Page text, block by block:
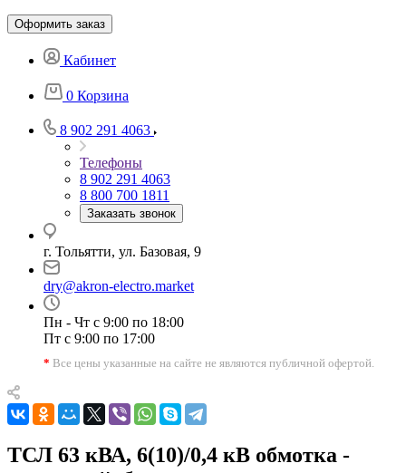
Оформить заказ
Кабинет
0 Корзина
8 902 291 4063
Телефоны
8 902 291 4063
8 800 700 1811
Заказать звонок
г. Тольятти, ул. Базовая, 9
dry@akron-electro.market
Пн - Чт с 9:00 по 18:00
Пт с 9:00 по 17:00
* Все цены указанные на сайте не являются публичной офертой.
ТСЛ 63 кВА, 6(10)/0,4 кВ обмотка -